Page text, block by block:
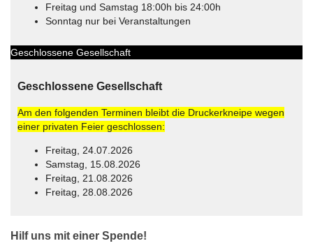
Freitag und Samstag 18:00h bis 24:00h
Sonntag nur bei Veranstaltungen
Geschlossene Gesellschaft
Geschlossene Gesellschaft
Am den folgenden Terminen bleibt die Druckerkneipe wegen
einer privaten Feier geschlossen:
Freitag, 24.07.2026
Samstag, 15.08.2026
Freitag, 21.08.2026
Freitag, 28.08.2026
Hilf uns mit einer Spende!